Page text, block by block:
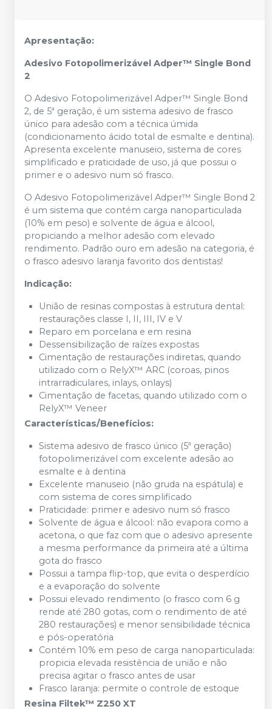
Apresentação:
Adesivo Fotopolimerizável Adper™ Single Bond
2
O Adesivo Fotopolimerizável Adper™ Single Bond
2, de 5ª geração, é um sistema adesivo de frasco
único para adesão com a técnica úmida
(condicionamento ácido total de esmalte e dentina).
Apresenta excelente manuseio, sistema de cores
simplificado e praticidade de uso, já que possui o
primer e o adesivo num só frasco.
O Adesivo Fotopolimerizável Adper™ Single Bond 2
é um sistema que contém carga nanoparticulada
(10% em peso) e solvente de água e álcool,
propiciando a melhor adesão com elevado
rendimento. Padrão ouro em adesão na categoria, é
o frasco adesivo laranja favorito dos dentistas!
Indicação:
União de resinas compostas à estrutura dental:
restaurações classe I, II, III, IV e V
Reparo em porcelana e em resina
Dessensibilização de raízes expostas
Cimentação de restaurações indiretas, quando
utilizado com o RelyX™ ARC (coroas, pinos
intrarradiculares, inlays, onlays)
Cimentação de facetas, quando utilizado com o
RelyX™ Veneer
Características/Benefícios:
Sistema adesivo de frasco único (5ª geração)
fotopolimerizável com excelente adesão ao
esmalte e à dentina
Excelente manuseio (não gruda na espátula) e
com sistema de cores simplificado
Praticidade: primer e adesivo num só frasco
Solvente de água e álcool: não evapora como a
acetona, o que faz com que o adesivo apresente
a mesma performance da primeira até a última
gota do frasco
Possui a tampa flip-top, que evita o desperdício
e a evaporação do solvente
Possui elevado rendimento (o frasco com 6 g
rende até 280 gotas, com o rendimento de até
280 restaurações) e menor sensibilidade técnica
e pós-operatória
Contém 10% em peso de carga nanoparticulada:
propicia elevada resistência de união e não
precisa agitar o frasco antes de usar
Frasco laranja: permite o controle de estoque
Resina Filtek™ Z250 XT